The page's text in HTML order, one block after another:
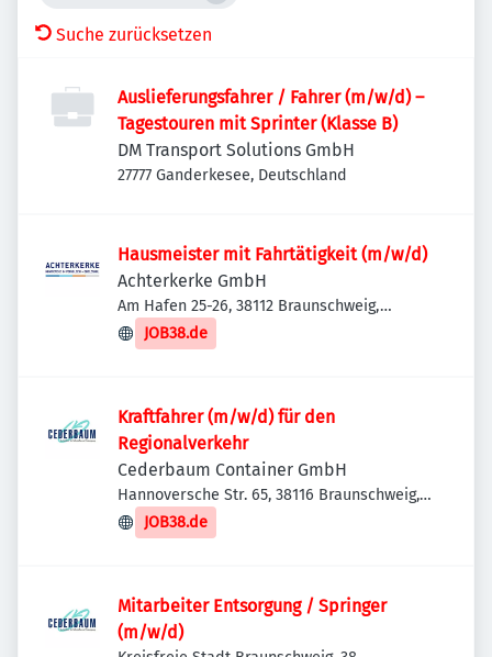
Suche zurücksetzen
Auslieferungsfahrer / Fahrer (m/w/d) –
Tagestouren mit Sprinter (Klasse B)
DM Transport Solutions GmbH
27777 Ganderkesee, Deutschland
Hausmeister mit Fahrtätigkeit (m/w/d)
Achterkerke GmbH
Am Hafen 25-26, 38112 Braunschweig,
Deutschland
JOB38.de
Kraftfahrer (m/w/d) für den
Regionalverkehr
Cederbaum Container GmbH
Hannoversche Str. 65, 38116 Braunschweig,
Deutschland
JOB38.de
Mitarbeiter Entsorgung / Springer
(m/w/d)